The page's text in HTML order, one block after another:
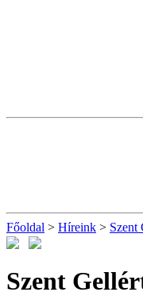
Főoldal > Híreink > Szent
Szent